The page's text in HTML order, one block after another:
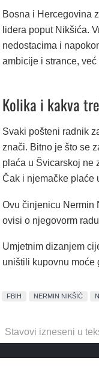
Bosna i Hercegovina
lidera poput Nikšića.
nedostacima i
ambicije i strance,
Kolika i kakva
Svaki pošteni radnik
znači. Bitno je što se
plaća u Švicarskoj ne
Čak i njemačke plaće
Ovu činjenicu Nermin
ovisi o njegovorm
Umjetnim dizanjem
uništili kupovnu moće
FBIH NERMIN NIKŠIĆ
Stavovi izneseni u